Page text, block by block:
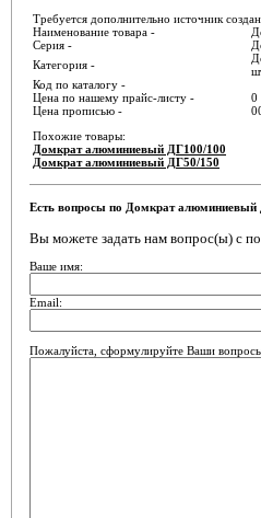
Требуется дополнительно источник
Наименование товара -
Серия -
Категория -
Код по каталогу -
Цена по нашему прайс-листу -
0
Цена прописью -
Похожие товары:
Домкрат алюминиевый ДГ100/100
Домкрат алюминиевый ДГ50/150
Есть вопросы по Домкрат алюминиевый
Вы можете задать нам вопрос(ы) с
Ваше имя:
Email:
Пожалуйста, сформулируйте Ваши